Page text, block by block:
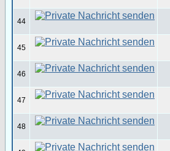
44
45
46
47
48